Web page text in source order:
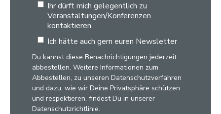
Ihr dürft mich gelegentlich zu
Veranstaltungen/Konferenzen
kontaktieren.
Ich hätte auch gern euren Newsletter
Du kannst diese Benachrichtigungen jederzeit
abbestellen. Weitere Informationen zum
Abbestellen, zu unseren Datenschutzverfahren
und dazu, wie wir Deine Privatsphäre schützen
und respektieren, findest Du in unserer
Datenschutzrichtlinie.